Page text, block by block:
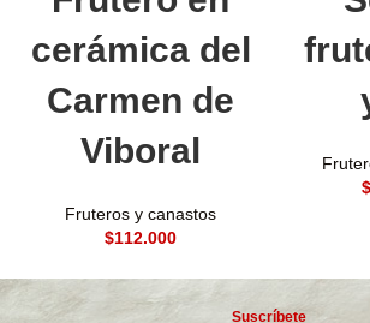
cerámica del
Carmen de
Viboral
Fruteros y canastos
$
$
Suscríbete